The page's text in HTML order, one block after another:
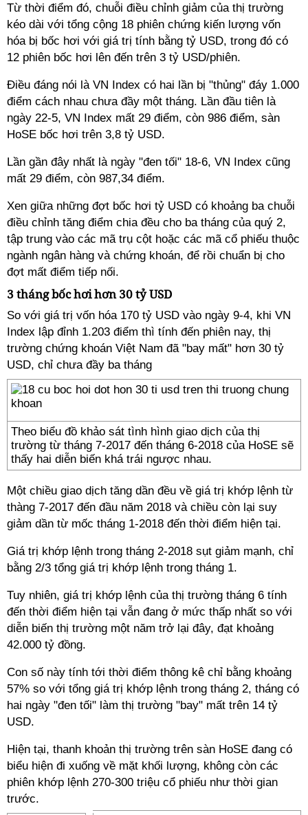
Từ thời điểm đó, chuỗi điều chỉnh giảm của thị trường
kéo dài với tổng cộng 18 phiên chứng kiến lượng vốn
hóa bị bốc hơi với giá trị tính bằng tỷ USD, trong đó có
12 phiên bốc hơi lên đến trên 3 tỷ USD/phiên.
Điều đáng nói là VN Index có hai lần bị "thủng" đáy 1.000
điểm cách nhau chưa đầy một tháng. Lần đầu tiên là
ngày 22-5, VN Index mất 29 điểm, còn 986 điểm, sàn
HoSE bốc hơi trên 3,8 tỷ USD.
Lần gần đây nhất là ngày "đen tối" 18-6, VN Index cũng
mất 29 điểm, còn 987,34 điểm.
Xen giữa những đợt bốc hơi tỷ USD có khoảng ba chuỗi
điều chỉnh tăng điểm chia đều cho ba tháng của quý 2,
tập trung vào các mã trụ cột hoặc các mã cổ phiếu thuộc
ngành ngân hàng và chứng khoán, để rồi chuẩn bị cho
đợt mất điểm tiếp nối.
3 tháng bốc hơi hơn 30 tỷ USD
So với giá trị vốn hóa 170 tỷ USD vào ngày 9-4, khi VN
Index lập đỉnh 1.203 điểm thì tính đến phiên nay, thị
trường chứng khoán Việt Nam đã "bay mất" hơn 30 tỷ
USD, chỉ chưa đầy ba tháng
Theo biểu đồ khảo sát tình hình giao dịch của thị
trường từ tháng 7-2017 đến tháng 6-2018 của HoSE sẽ
thấy hai diễn biến khá trái ngược nhau.
Một chiều giao dịch tăng dần đều về giá trị khớp lệnh từ
thàng 7-2017 đến đầu năm 2018 và chiều còn lại suy
giảm dần từ mốc tháng 1-2018 đến thời điểm hiện tại.
Giá trị khớp lệnh trong tháng 2-2018 sụt giảm mạnh, chỉ
bằng 2/3 tổng giá trị khớp lệnh trong tháng 1.
Tuy nhiên, giá trị khớp lệnh của thị trường tháng 6 tính
đến thời điểm hiện tại vẫn đang ở mức thấp nhất so với
diễn biến thị trường một năm trở lại đây, đạt khoảng
42.000 tỷ đồng.
Con số này tính tới thời điểm thông kê chỉ bằng khoảng
57% so với tổng giá trị khớp lệnh trong tháng 2, tháng có
hai ngày "đen tối" làm thị trường "bay" mất trên 14 tỷ
USD.
Hiện tại, thanh khoản thị trường trên sàn HoSE đang có
biểu hiện đi xuống về mặt khối lượng, không còn các
phiên khớp lệnh 270-300 triệu cổ phiếu như thời gian
trước.